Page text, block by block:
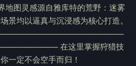
地图灵感源自雅库特的荒野：迷雾
景均以逼真与沉浸感为核心打造。
在这里掌握狩猎技
一定不会空手而归！